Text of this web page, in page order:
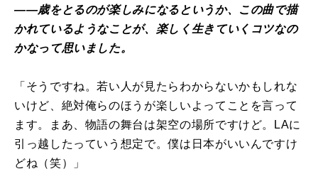
――歳をとるのが楽しみになるというか、この曲で描
かれているようなことが、楽しく生きていくコツなの
かなって思いました。
「そうですね。若い人が見たらわからないかもしれな
いけど、絶対俺らのほうが楽しいよってことを言って
ます。まあ、物語の舞台は架空の場所ですけど。LAに
引っ越したっていう想定で。僕は日本がいいんですけ
どね（笑）」